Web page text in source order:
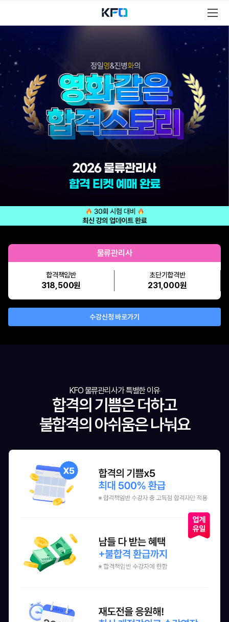
류
관
사
물류관리사
합격책임반
318,500원
초단기합격반
231,000원
수강신청 바로가기
KFO 물류관리사가 특별한 이유
합격의 기쁨은 더하고
불합격의 아쉬움은 나눠요